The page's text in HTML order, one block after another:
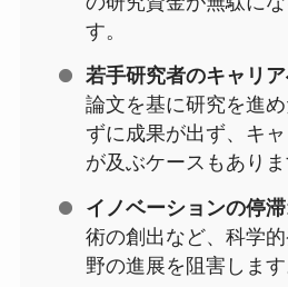
す。
若手研究者のキャリ
論文を基に研究を進
ずに成果が出ず、キ
が及ぶケースもありま
イノベーションの停滞
術の創出など、科学
野の進展を阻害します